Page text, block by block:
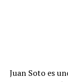
Juan Soto es